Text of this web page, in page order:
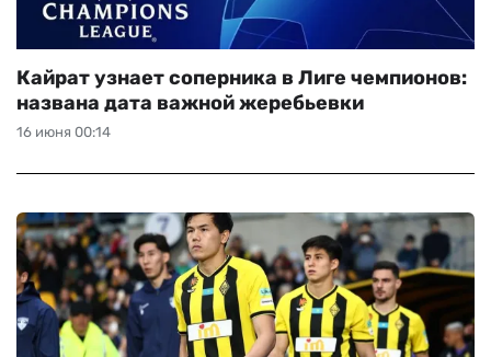
16 июня 00:14
Кайрат узнает соперника в Лиге чемпионов:
названа дата важной жеребьевки